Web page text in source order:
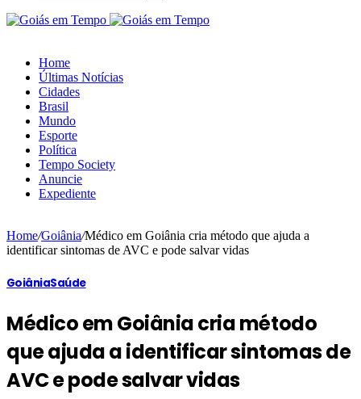
Home
Últimas Notícias
Cidades
Brasil
Mundo
Esporte
Política
Tempo Society
Anuncie
Expediente
Home/Goiânia/Médico em Goiânia cria método que ajuda a
identificar sintomas de AVC e pode salvar vidas
GoiâniaSaúde
Médico em Goiânia cria método
que ajuda a identificar sintomas de
AVC e pode salvar vidas